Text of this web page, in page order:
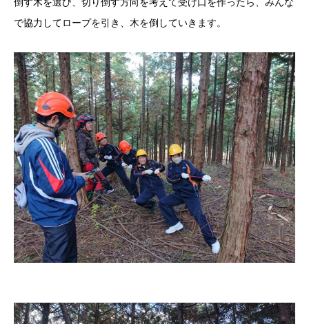
で協力してロープを引き、木を倒していきます。